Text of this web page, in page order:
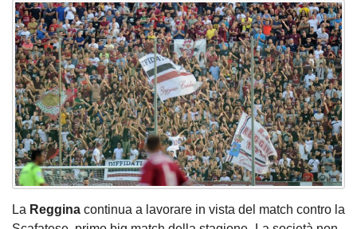
La Reggina continua a lavorare in vista del match contro la